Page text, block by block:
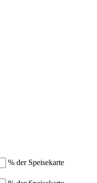
% der Speisekarte